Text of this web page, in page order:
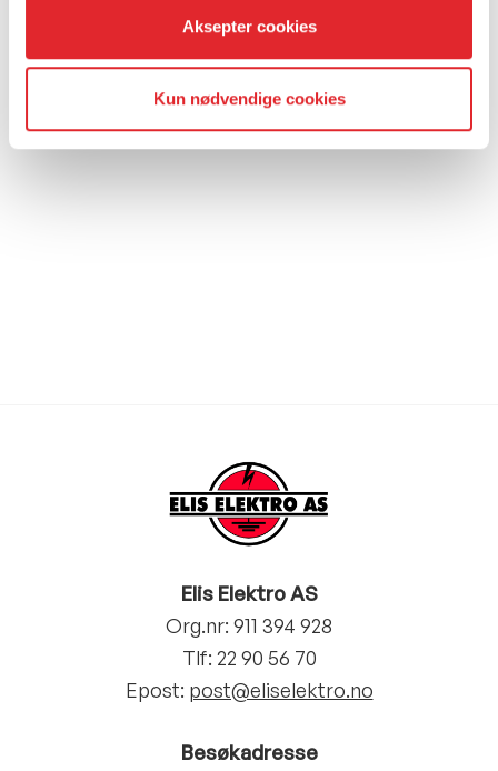
Aksepter cookies
Kun nødvendige cookies
Elis Elektro AS
Org.nr: 911 394 928
Tlf: 22 90 56 70
Epost: post@eliselektro.no
Besøkadresse